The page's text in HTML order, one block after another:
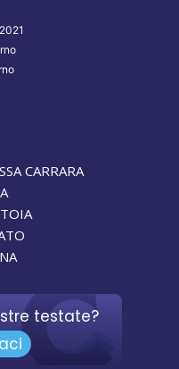
CARRARA
testate?